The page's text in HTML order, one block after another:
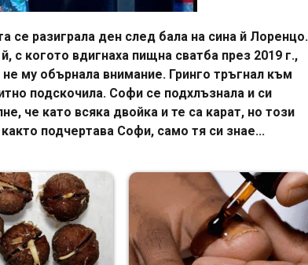
се разиграла ден след бала на сина й Лоренцо.
с когото вдигнаха пищна сватба през 2019 г.,
му обърнала внимание. Гринго тръгнал към
подскочила. Софи се подхлъзнала и си
че като всяка двойка и те са карат, но този
подчертава Софи, само тя си знае...